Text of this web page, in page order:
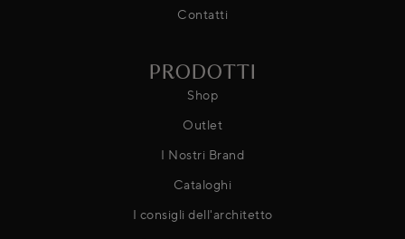
Contatti
PRODOTTI
Shop
Outlet
I Nostri Brand
Cataloghi
I consigli dell'architetto